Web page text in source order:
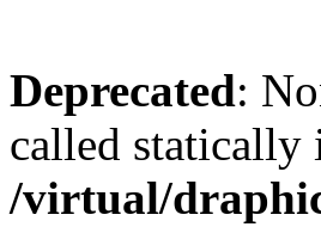
Deprecated:
called statically
/virtual/